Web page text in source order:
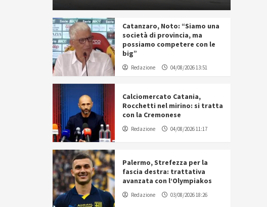
Catanzaro, Noto: “Siamo una
società di provincia, ma
possiamo competere con le
big”
Redazione 04/08/2026 13:51
Calciomercato Catania,
Rocchetti nel mirino: si tratta
con la Cremonese
Redazione 04/08/2026 11:17
Palermo, Strefezza per la
fascia destra: trattativa
avanzata con l’Olympiakos
Redazione 03/08/2026 18:26